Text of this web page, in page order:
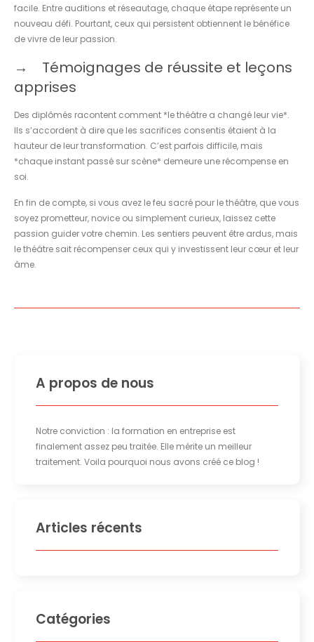
facile. Entre auditions et réseautage, chaque étape représente un
nouveau défi. Pourtant, ceux qui persistent obtiennent le bénéfice
de vivre de leur passion.
Témoignages de réussite et leçons
apprises
Des diplômés racontent comment *le théâtre a changé leur vie*.
Ils s’accordent à dire que les sacrifices consentis étaient à la
hauteur de leur transformation. C’est parfois difficile, mais
*chaque instant passé sur scène* demeure une récompense en
soi.
En fin de compte, si vous avez le feu sacré pour le théâtre, que vous
soyez prometteur, novice ou simplement curieux, laissez cette
passion guider votre chemin. Les sentiers peuvent être ardus, mais
le théâtre sait récompenser ceux qui y investissent leur cœur et leur
âme.
A propos de nous
Notre conviction : la formation en entreprise est
finalement assez peu traitée. Elle mérite un meilleur
traitement. Voila pourquoi nous avons créé ce blog !
Articles récents
Catégories